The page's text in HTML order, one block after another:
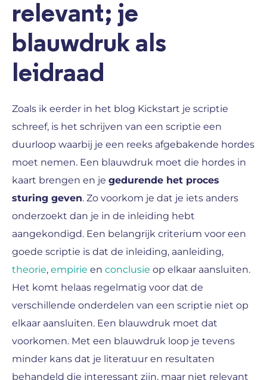
relevant; je
blauwdruk als
leidraad
Zoals ik eerder in het blog Kickstart je scriptie
schreef, is het schrijven van een scriptie een
duurloop waarbij je een reeks afgebakende hordes
moet nemen. Een blauwdruk moet die hordes in
kaart brengen en je gedurende het proces
sturing geven. Zo voorkom je dat je iets anders
onderzoekt dan je in de inleiding hebt
aangekondigd. Een belangrijk criterium voor een
goede scriptie is dat de inleiding, aanleiding,
theorie, empirie en conclusie op elkaar aansluiten.
Het komt helaas regelmatig voor dat de
verschillende onderdelen van een scriptie niet op
elkaar aansluiten. Een blauwdruk moet dat
voorkomen. Met een blauwdruk loop je tevens
minder kans dat je literatuur en resultaten
behandeld die interessant zijn, maar niet relevant